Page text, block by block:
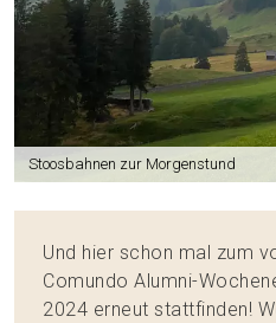
Stoosbahnen zur Morgenstund
Und hier schon mal zum
Comundo Alumni-
2024 erneut stattfinden!